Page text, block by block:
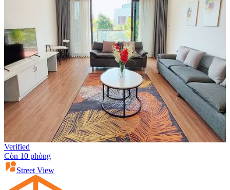
Verified
Còn 10 phòng
Street View